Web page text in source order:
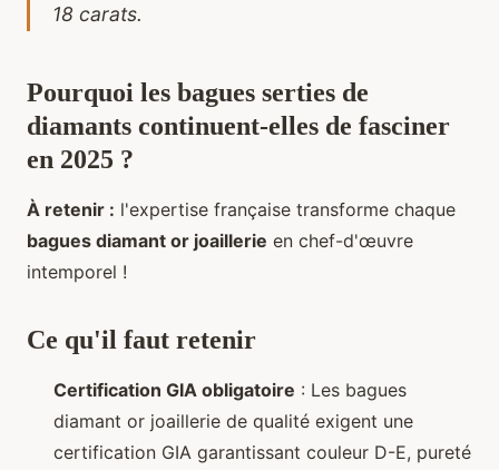
18 carats.
Pourquoi les bagues serties de
diamants continuent-elles de fasciner
en 2025 ?
À retenir : l'expertise française transforme chaque
bagues diamant or joaillerie en chef-d'œuvre
intemporel !
Ce qu'il faut retenir
Certification GIA obligatoire : Les bagues
diamant or joaillerie de qualité exigent une
certification GIA garantissant couleur D-E, pureté